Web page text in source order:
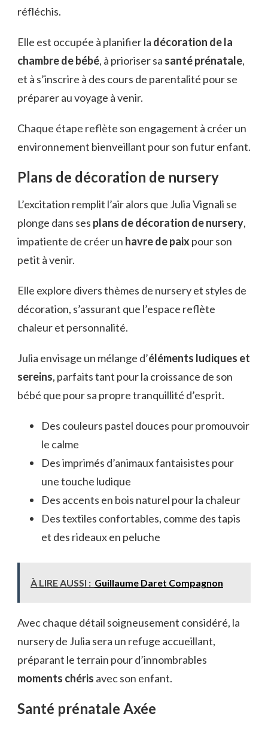
réfléchis.
Elle est occupée à planifier la décoration de la
chambre de bébé, à prioriser sa santé prénatale,
et à s’inscrire à des cours de parentalité pour se
préparer au voyage à venir.
Chaque étape reflète son engagement à créer un
environnement bienveillant pour son futur enfant.
Plans de décoration de nursery
L’excitation remplit l’air alors que Julia Vignali se
plonge dans ses plans de décoration de nursery,
impatiente de créer un havre de paix pour son
petit à venir.
Elle explore divers thèmes de nursery et styles de
décoration, s’assurant que l’espace reflète
chaleur et personnalité.
Julia envisage un mélange d’éléments ludiques et
sereins, parfaits tant pour la croissance de son
bébé que pour sa propre tranquillité d’esprit.
Des couleurs pastel douces pour promouvoir
le calme
Des imprimés d’animaux fantaisistes pour
une touche ludique
Des accents en bois naturel pour la chaleur
Des textiles confortables, comme des tapis
et des rideaux en peluche
À LIRE AUSSI : Guillaume Daret Compagnon
Avec chaque détail soigneusement considéré, la
nursery de Julia sera un refuge accueillant,
préparant le terrain pour d’innombrables
moments chéris avec son enfant.
Santé prénatale Axée